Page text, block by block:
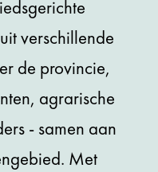
verschillende
de provincie,
agrarische
- samen aan
Met